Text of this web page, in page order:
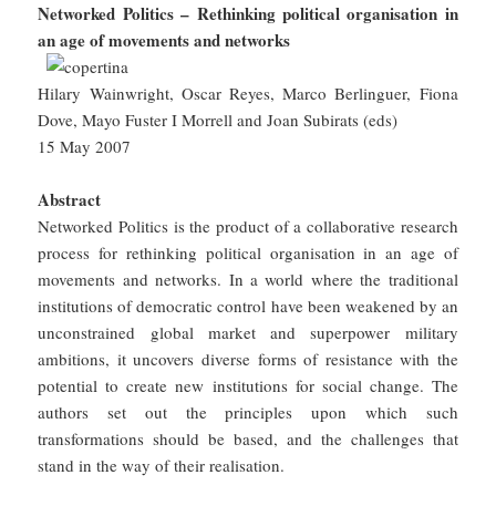
Networked Politics – Rethinking political organisation in
an age of movements and networks
Hilary Wainwright, Oscar Reyes, Marco Berlinguer, Fiona
Dove, Mayo Fuster I Morrell and Joan Subirats (eds)
15 May 2007
Abstract
Networked Politics is the product of a collaborative research
process for rethinking political organisation in an age of
movements and networks. In a world where the traditional
institutions of democratic control have been weakened by an
unconstrained global market and superpower military
ambitions, it uncovers diverse forms of resistance with the
potential to create new institutions for social change. The
authors set out the principles upon which such
transformations should be based, and the challenges that
stand in the way of their realisation.